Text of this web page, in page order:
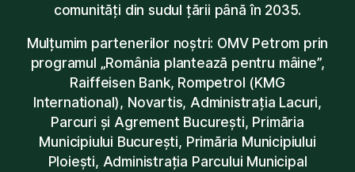
comunități din sudul țării până în 2035.
Mulțumim partenerilor noștri: OMV Petrom prin
programul „România plantează pentru mâine”,
Raiffeisen Bank, Rompetrol (KMG
International), Novartis, Administrația Lacuri,
Parcuri și Agrement București, Primăria
Municipiului București, Primăria Municipiului
Ploiești, Administrația Parcului Municipal